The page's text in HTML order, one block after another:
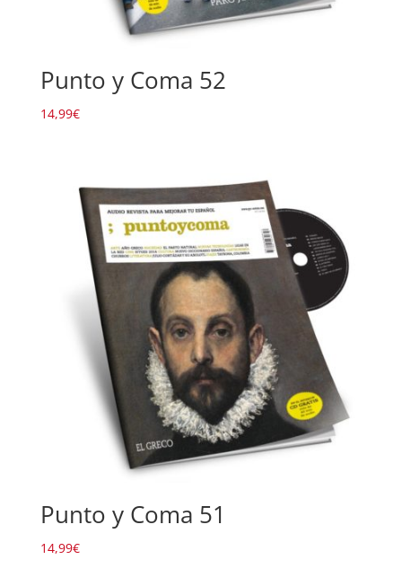
Punto y Coma 52
14,99€
Punto y Coma 51
14,99€